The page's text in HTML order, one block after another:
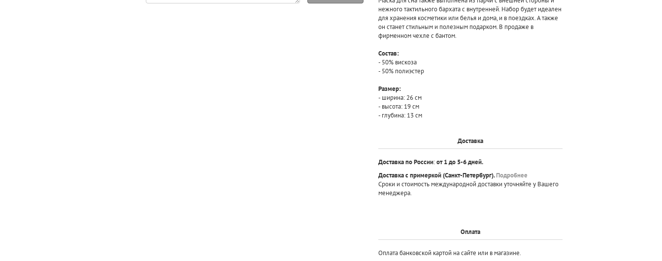
нежного тактильного бархата с внутренней. Набор будет идеален
для хранения косметики или белья и дома, и в поездках. А также
он станет стильным и полезным подарком. В продаже в
фирменном чехле с бантом.
Состав:
- 50% вискоза
- 50% полиэстер
Размер:
- ширина: 26 см
- высота: 19 см
- глубина: 13 см
Доставка
Доставка по России:от 1 до 5-6 дней.
Доставка с примеркой(Санкт-Петербург).Подробнее
Сроки и стоимость международной доставки уточняйте у Вашего
менеджера.
Оплата
Оплата банковской картой на сайте или в магазине.